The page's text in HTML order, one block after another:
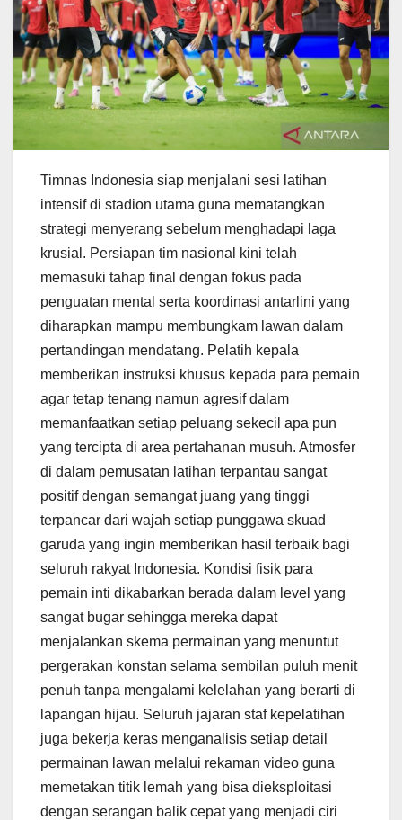
Timnas Indonesia siap menjalani sesi latihan
intensif di stadion utama guna mematangkan
strategi menyerang sebelum menghadapi laga
krusial. Persiapan tim nasional kini telah
memasuki tahap final dengan fokus pada
penguatan mental serta koordinasi antarlini yang
diharapkan mampu membungkam lawan dalam
pertandingan mendatang. Pelatih kepala
memberikan instruksi khusus kepada para pemain
agar tetap tenang namun agresif dalam
memanfaatkan setiap peluang sekecil apa pun
yang tercipta di area pertahanan musuh. Atmosfer
di dalam pemusatan latihan terpantau sangat
positif dengan semangat juang yang tinggi
terpancar dari wajah setiap punggawa skuad
garuda yang ingin memberikan hasil terbaik bagi
seluruh rakyat Indonesia. Kondisi fisik para
pemain inti dikabarkan berada dalam level yang
sangat bugar sehingga mereka dapat
menjalankan skema permainan yang menuntut
pergerakan konstan selama sembilan puluh menit
penuh tanpa mengalami kelelahan yang berarti di
lapangan hijau. Seluruh jajaran staf kepelatihan
juga bekerja keras menganalisis setiap detail
permainan lawan melalui rekaman video guna
memetakan titik lemah yang bisa dieksploitasi
dengan serangan balik cepat yang menjadi ciri